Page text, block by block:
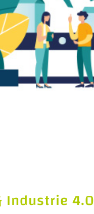
Industrie 4.0